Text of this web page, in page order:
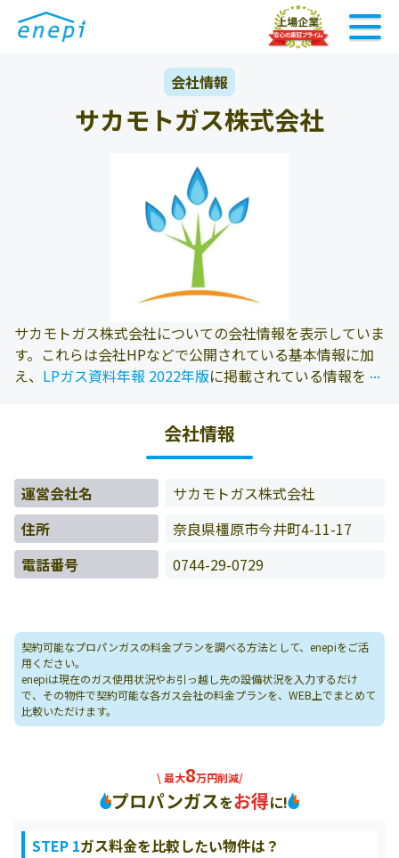
会社情報
サカモトガス株式会社
サカモトガス株式会社についての会社情報を表示していま
す。これらは会社HPなどで公開されている基本情報に加
え、 LPガス資料年報 2022年版に掲載されている情報を参
...
...
会社情報
運営会社名
サカモトガス株式会社
住所
奈良県橿原市今井町4-11-17
電話番号
0744-29-0729
契約可能なプロパンガスの料金プランを調べる方法として、enepiをご活
用ください。
enepiは現在のガス使用状況やお引っ越し先の設備状況を入力するだけ
で、その物件で契約可能な各ガス会社の料金プランを、WEB上でまとめて
比較いただけます。
\ 最大8万円削減/
プロパンガスをお得に!
STEP 1ガス料金を比較したい物件は？